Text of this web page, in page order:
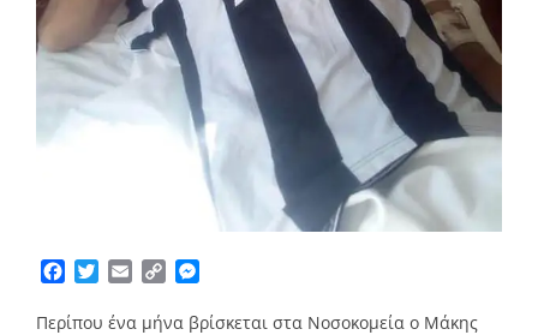
Facebook
TwitterEmailCopy
Περίπου ένα μήνα βρίσκεται στα Νοσοκομεία ο Μάκης